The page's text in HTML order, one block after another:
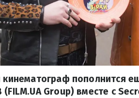
кинематограф пополнится
(FILM.UA Group) вместе с